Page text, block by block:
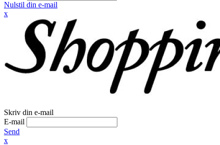
Nulstil din e-mail
x
Skriv din e-mail
E-mail
Send
x